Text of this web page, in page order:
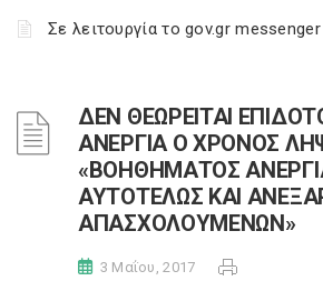
Σε λειτουργία το gov.gr messenger
ΔΕΝ ΘΕΩΡΕΙΤΑΙ
ΑΝΕΡΓΙΑ Ο ΧΡΟΝΟΣ
«ΒΟΗΘΗΜΑΤΟΣ
ΑΥΤΟΤΕΛΩΣ ΚΑΙ
ΑΠΑΣΧΟΛΟΥΜΕΝΩΝ»
3 Μαΐου, 2017